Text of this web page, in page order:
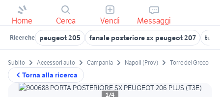
Home Cerca Vendi Messaggi
Ricerche peugeot 205 fanale posteriore sx peugeot 207
Torna alla ricerca
Subito Accessori auto Campania Napoli (Prov) Torre del Greco
1/4